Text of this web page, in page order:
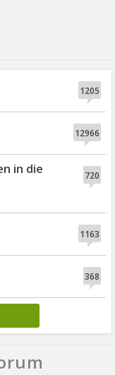
1205
12966
720
in die
1163
368